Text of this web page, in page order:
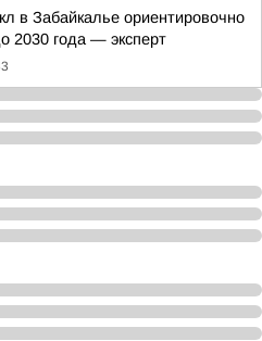
в Забайкалье ориентировочно
2030 года — эксперт